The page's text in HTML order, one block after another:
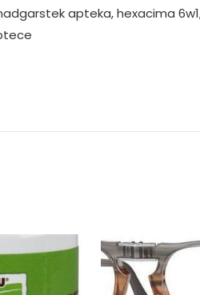
apteka, hexacima